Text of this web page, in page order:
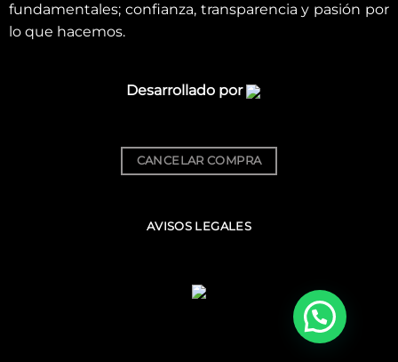
fundamentales; confianza, transparencia y pasión por
lo que hacemos.
Desarrollado por
CANCELAR COMPRA
AVISOS LEGALES